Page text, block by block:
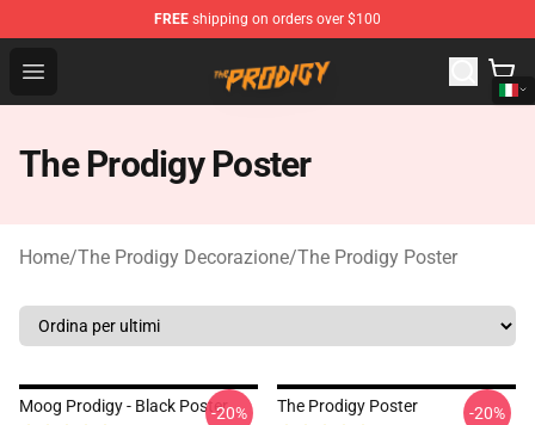
FREE shipping on orders over $100
Open menu
The Prodigy Store - Official The Prodigy Merchandise
The Prodigy Poster
Home/The Prodigy Decorazione/The Prodigy Poster
Moog Prodigy - Black Poster-20% The Prodigy Poster -20%